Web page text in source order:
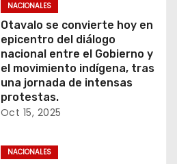
NACIONALES
Otavalo se convierte hoy en
epicentro del diálogo
nacional entre el Gobierno y
el movimiento indígena, tras
una jornada de intensas
protestas.
Oct 15, 2025
NACIONALES